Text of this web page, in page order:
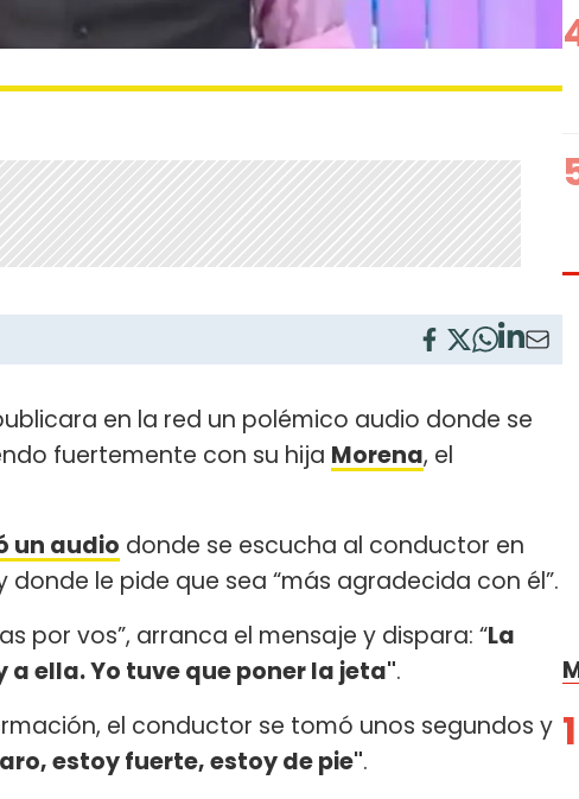
en la red un polémico audio donde se
fuertemente con su hija Morena, el
un audio donde se escucha al conductor en
le pide que sea “más agradecida con él”.
por vos”, arranca el mensaje y dispara: “La
ella. Yo tuve que poner la jeta".
el conductor se tomó unos segundos y
estoy fuerte, estoy de pie".
1